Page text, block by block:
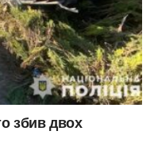
збив двох